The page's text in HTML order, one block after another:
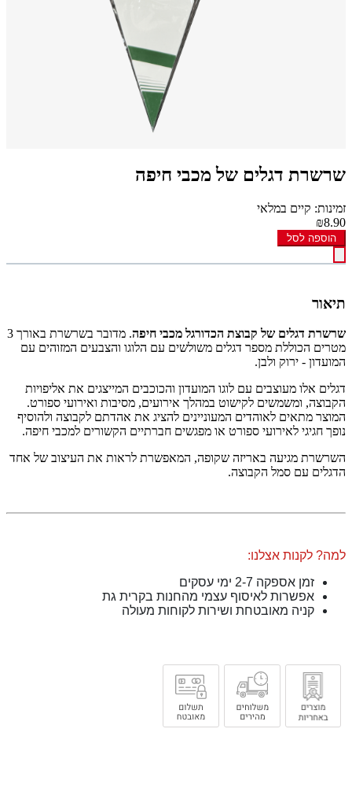
שרשרת דגלים של מכבי חיפה
זמינות: קיים במלאי
₪8.90
הוספה לסל
תיאור
שרשרת דגלים של קבוצת הכדורגל מכבי חיפה
. מדובר בשרשרת באורך 3
מטרים הכוללת מספר דגלים משולשים עם הלוגו והצבעים המזוהים עם
המועדון - ירוק ולבן.
דגלים אלו מעוצבים עם לוגו המועדון והכוכבים המייצגים את אליפויות
הקבוצה, ומשמשים לקישוט במהלך אירועים, מסיבות ואירועי ספורט.
המוצר מתאים לאוהדים המעוניינים להציג את אהדתם לקבוצה ולהוסיף
נופך חגיגי לאירועי ספורט או מפגשים חברתיים הקשורים למכבי חיפה.
השרשרת מגיעה באריזה שקופה, המאפשרת לראות את העיצוב של אחד
הדגלים עם סמל הקבוצה.
למה? לקנות אצלנו:
זמן אספקה 2-7 ימי עסקים
אפשרות לאיסוף עצמי מהחנות בקרית גת
קניה מאובטחת ושירות לקוחות מעולה